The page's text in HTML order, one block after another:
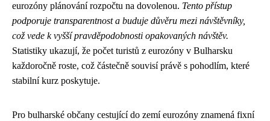
eurozóny plánování rozpočtu na dovolenou. Tento přístup
podporuje transparentnost a buduje důvěru mezi návštěvníky,
což vede k vyšší pravděpodobnosti opakovaných návštěv.
Statistiky ukazují, že počet turistů z eurozóny v Bulharsku
každoročně roste, což částečně souvisí právě s pohodlím, které
stabilní kurz poskytuje.
Pro bulharské občany cestující do zemí eurozóny znamená fixní